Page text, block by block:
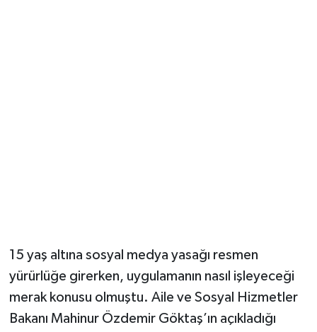
15 yaş altına sosyal medya yasağı resmen
yürürlüğe girerken, uygulamanın nasıl işleyeceği
merak konusu olmuştu. Aile ve Sosyal Hizmetler
Bakanı Mahinur Özdemir Göktaş’ın açıkladığı